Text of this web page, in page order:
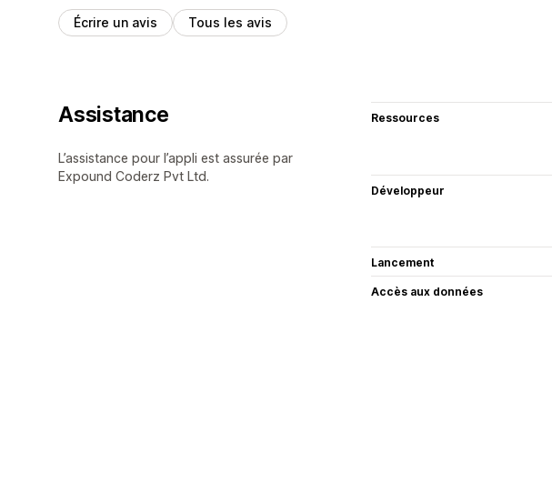
Écrire un avis Tous les avis
Assistance
L’assistance pour l’appli est assurée par
Expound Coderz Pvt Ltd.
Ressources
Développeur
Lancement
Accès aux données